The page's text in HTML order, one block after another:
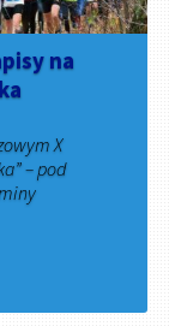
na
X
– pod